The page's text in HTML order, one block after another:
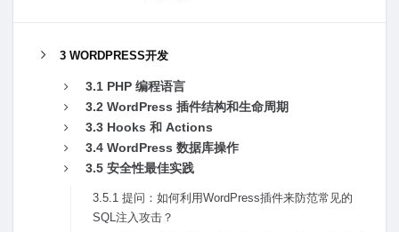
3 WORDPRESS开发
3.1 PHP 编程语⾔
3.2 WordPress 插件结构和⽣命周期
3.3 Hooks 和 Actions
3.4 WordPress 数据库操作
3.5 安全性最佳实践
3.5.1 提问：如何利⽤WordPress插件来防范常见的
SQL注⼊攻击？